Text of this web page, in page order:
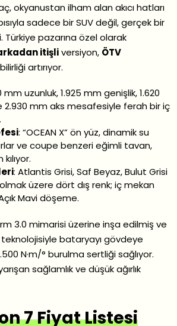
okyanustan ilham alan akıcı hatları
sadece bir SUV değil, gerçek bir
Türkiye pazarına özel olarak
itişliversiyon, ÖTV
artırıyor.
mm uzunluk, 1.925 mm genişlik, 1.620
2.930 mm aks mesafesiyle ferah bir iç
: “OCEAN X” ön yüz, dinamik su
ve coupe benzeri eğimli tavan,
: Atlantis Grisi, Saf Beyaz, Bulut Grisi
üzere dört dış renk; iç mekan
Mavi döşeme.
3.0 mimarisi üzerine inşa edilmiş ve
bataryayı gövdeye
N·m/° burulma sertliği sağlıyor.
sağlamlık ve düşük ağırlık
7 Fiyat Listesi